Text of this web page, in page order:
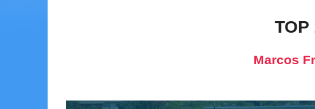
TOP
Marcos